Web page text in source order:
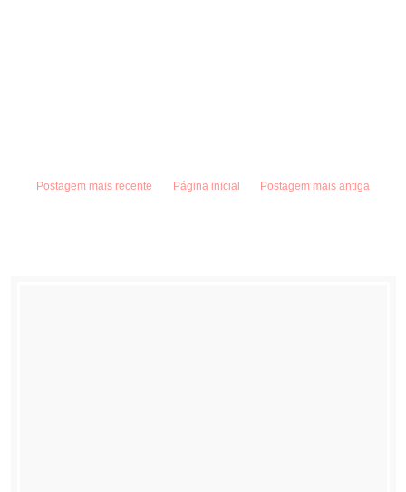
Postagem mais recente Postagem mais antiga
Página inicial